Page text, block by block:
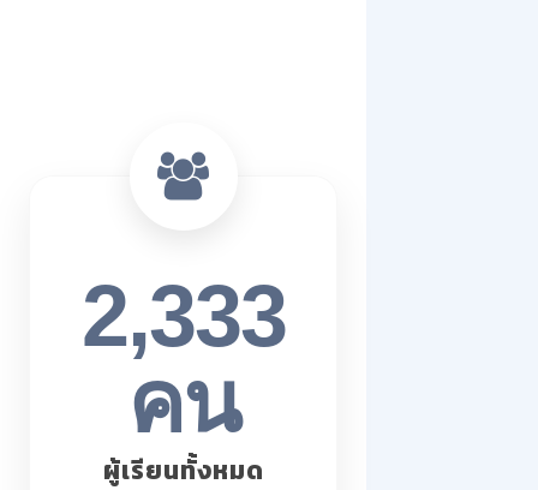
2,333
คน
ผู้เรียนทั้งหมด